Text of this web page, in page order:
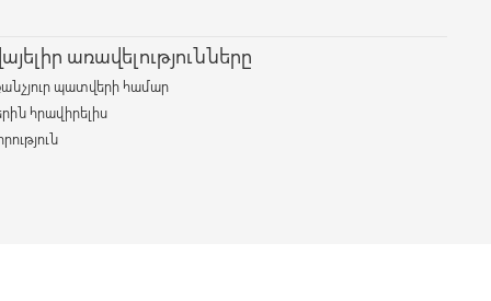
առավելությունները
պատվերի համար
հրավիրելիս